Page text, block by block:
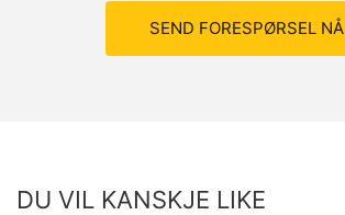
SEND FORESPØRSEL NÅ
DU VIL KANSKJE LIKE